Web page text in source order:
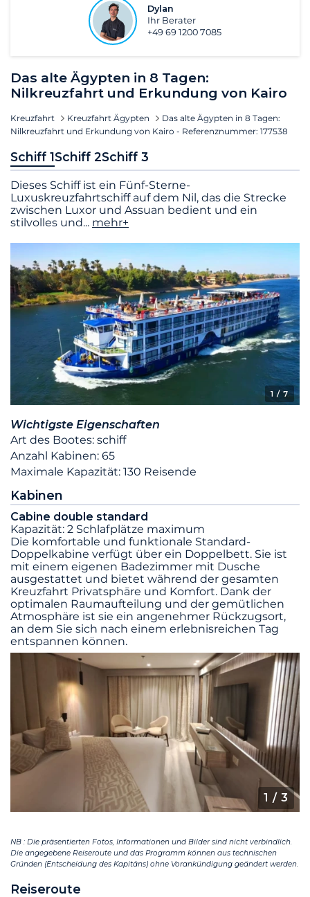
Das alte Ägypten in 8 Tagen:
Nilkreuzfahrt und Erkundung von Kairo
Kreuzfahrt Kreuzfahrt Ägypten
Das alte Ägypten in 8 Tagen:
Nilkreuzfahrt und Erkundung von Kairo - Referenznummer: 177538
Schiff 1Schiff 2Schiff 3
Dieses Schiff ist ein Fünf-Sterne-
Luxuskreuzfahrtschiff auf dem Nil, das die Strecke
zwischen Luxor und Assuan bedient und ein
stilvolles und... mehr+
1 / 7
Wichtigste Eigenschaften
Art des Bootes: schiff
Anzahl Kabinen: 65
Maximale Kapazität: 130 Reisende
Kabinen
Cabine double standard
Kapazität: 2 Schlafplätze maximum
Die komfortable und funktionale Standard-
Doppelkabine verfügt über ein Doppelbett. Sie ist
mit einem eigenen Badezimmer mit Dusche
ausgestattet und bietet während der gesamten
Kreuzfahrt Privatsphäre und Komfort. Dank der
optimalen Raumaufteilung und der gemütlichen
Atmosphäre ist sie ein angenehmer Rückzugsort,
an dem Sie sich nach einem erlebnisreichen Tag
entspannen können.
1 / 3
NB : Die präsentierten Fotos, Informationen und Bilder sind nicht verbindlich.
Die angegebene Reiseroute und das Programm können aus technischen
Gründen (Entscheidung des Kapitäns) ohne Vorankündigung geändert werden.
Reiseroute
Dylan
Ihr Berater
+49 69 1200 7085